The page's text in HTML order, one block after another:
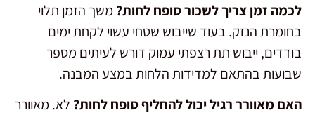
לכמה זמן צריך לשכור סופח לחות? משך הזמן תלוי
בחומרת הנזק. בעוד שייבוש שטחי עשוי לקחת ימים
בודדים, ייבוש תת רצפתי עמוק דורש לעיתים מספר
שבועות בהתאם למדידות הלחות במצע המבנה.
האם מאוורר רגיל יכול להחליף סופח לחות? לא. מאוורר